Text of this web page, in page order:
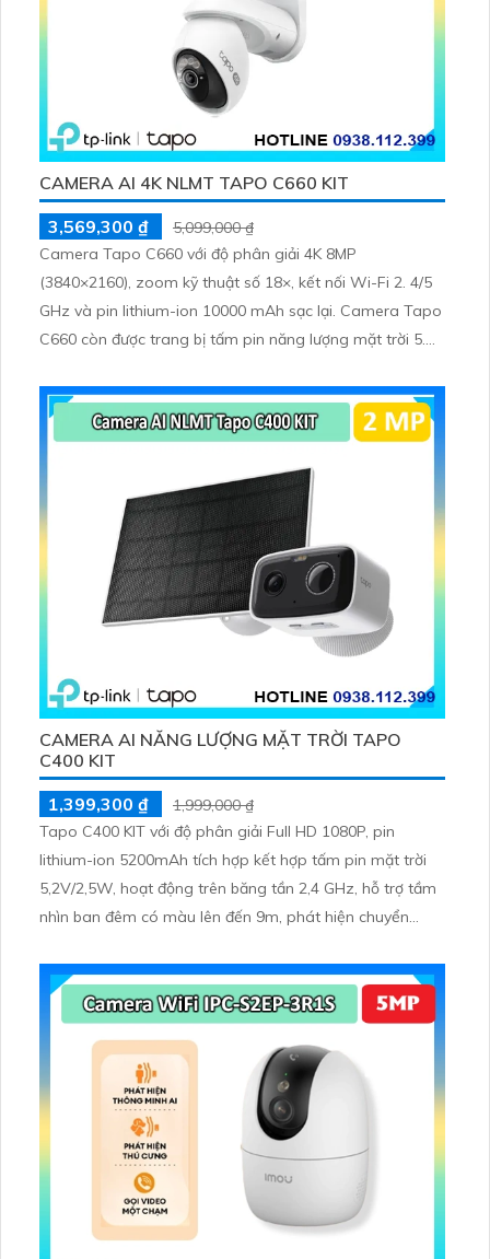
CAMERA AI 4K NLMT TAPO C660 KIT
3,569,300 ₫
5,099,000 ₫
Camera Tapo C660 với độ phân giải 4K 8MP
(3840×2160), zoom kỹ thuật số 18×, kết nối Wi-Fi 2. 4/5
GHz và pin lithium-ion 10000 mAh sạc lại. Camera Tapo
C660 còn được trang bị tấm pin năng lượng mặt trời 5.
tiện, lưu trữ thẻ microSD tối đa 512 GB
CAMERA AI NĂNG LƯỢNG MẶT TRỜI TAPO
C400 KIT
1,399,300 ₫
1,999,000 ₫
Tapo C400 KIT với độ phân giải Full HD 1080P, pin
lithium-ion 5200mAh tích hợp kết hợp tấm pin mặt trời
5,2V/2,5W, hoạt động trên băng tần 2,4 GHz, hỗ trợ tầm
nhìn ban đêm có màu lên đến 9m, phát hiện chuyển
thẻ microSD lên đến 512GB